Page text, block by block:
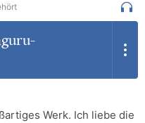
Werk. Ich liebe die